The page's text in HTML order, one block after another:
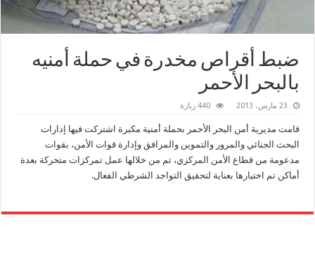
ضبط أقراص مخدرة في حملة أمنيه
بالبحر الأحمر
23 مارس، 2013 440 زيارة
قامت مديرية أمن البحر الأحمر بحملة أمنية مكبرة اشتركت فيها إدارات
البحث الجنائي والمرور والتموين والمرافق وإدارة قوات الأمن، بقوات
مدعومة من قطاع الأمن المركزي، تم من خلالها عمل تمركزات متحركة بعدة
أماكن تم اختيارها بعناية لتحقيق التواجد الشرطي الفعال.